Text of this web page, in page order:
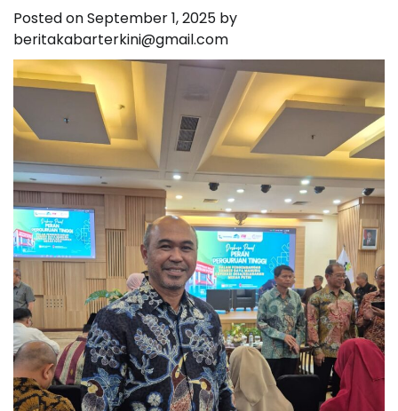
Posted onSeptember 1, 2025 by
beritakabarterkini@gmail.com